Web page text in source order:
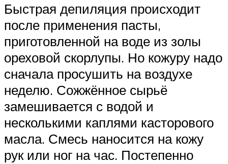
Быстрая депиляция происходит
после применения пасты,
приготовленной на воде из золы
ореховой скорлупы. Но кожуру надо
сначала просушить на воздухе
неделю. Сожжённое сырьё
замешивается с водой и
несколькими каплями касторового
масла. Смесь наносится на кожу
рук или ног на час. Постепенно